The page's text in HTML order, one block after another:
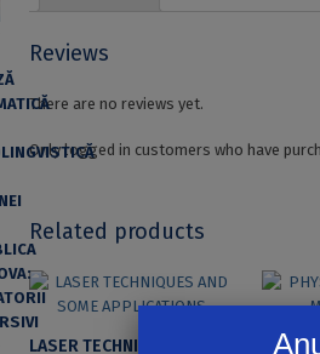
Reviews
There are no reviews yet.
Only logged in customers who have
Related products